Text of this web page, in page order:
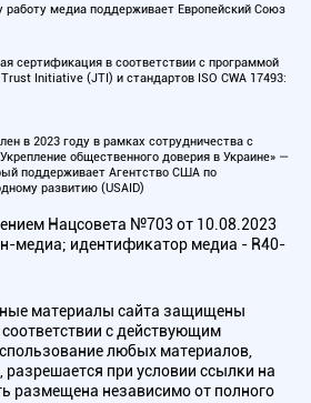
работу медиа поддерживает Европейский Союз
сертификация в соответствии с программой
Initiative (JTI) и стандартов ISO CWA 17493:
в 2023 году в рамках сотрудничества с
общественного доверия в Украине» —
поддерживает Агентство США по
развитию (USAID)
Нацсовета №703 от 10.08.2023
медиа; идентификатор медиа - R40-
материалы сайта защищены
с действующим
любых материалов,
при условии ссылки на
размещена независимо от полного